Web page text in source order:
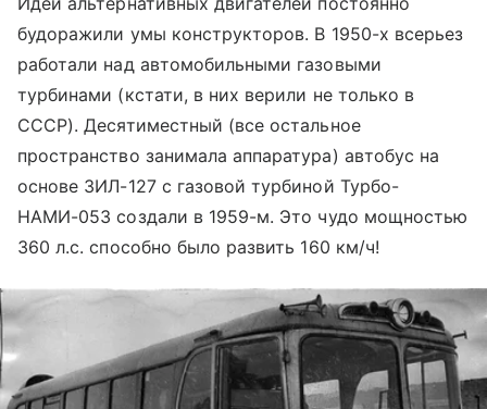
будоражили умы конструкторов. В 1950-х всерьез
работали над автомобильными газовыми
турбинами (кстати, в них верили не только в
СССР). Десятиместный (все остальное
пространство занимала аппаратура) автобус на
основе ЗИЛ-127 с газовой турбиной Турбо-
НАМИ-053 создали в 1959-м. Это чудо мощностью
360 л.с. способно было развить 160 км/ч!